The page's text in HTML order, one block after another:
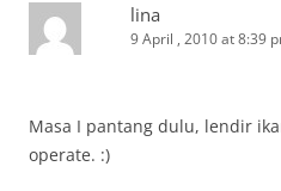
lina
9 April , 2010 at 8:39
Masa I pantang dulu, lendir
operate. :)